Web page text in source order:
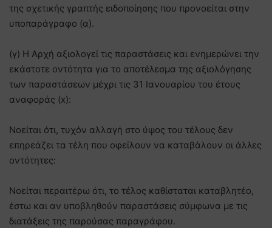
της σχετικής γραπτής ειδοποίησης που προνοείται στην
υποπαράγραφο (α).
(γ) Η Αρχή αξιολογεί τις παραστάσεις και ενημερώνει την
εκάστοτε οντότητα για το αποτέλεσμα της αξιολόγησης
των παραστάσεων μέχρι τις 31 Ιανουαρίου του έτους
αναφοράς (x):
Νοείται ότι, τυχόν αλλαγή στο ύψος του τέλους δεν
επηρεάζει τα τέλη που οφείλουν να καταβάλουν οι άλλες
οντότητες:
Νοείται περαιτέρω ότι, το τέλος καθίσταται καταβλητέο,
έστω και αν υποβληθούν παραστάσεις σύμφωνα με τις
διατάξεις της παρούσας παραγράφου.